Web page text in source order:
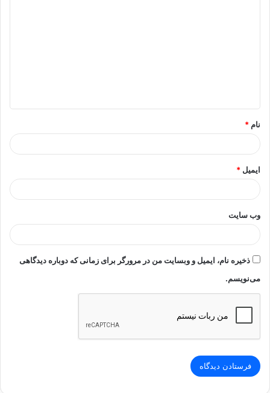
*
نام *
ایمیل *
وب‌ سایت
ذخیره نام، ایمیل و وبسایت من در مرورگر برای زمانی که دوباره دیدگاهی
می‌نویسم.